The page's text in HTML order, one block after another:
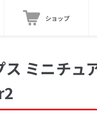
ショップ
ミニチュ